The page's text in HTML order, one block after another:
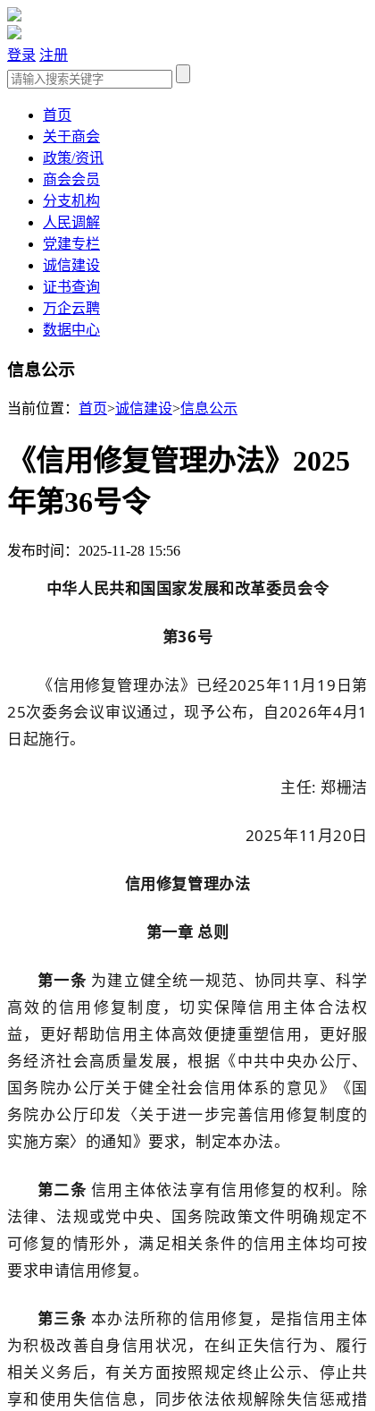
登录 注册
首页
关于商会
政策/资讯
商会会员
分支机构
人民调解
党建专栏
诚信建设
证书查询
万企云聘
数据中心
信息公示
当前位置： 首页>诚信建设>信息公示
《信用修复管理办法》2025
年第36号令
发布时间：2025-11-28 15:56
中华人民共和国国家发展和改革委员会令
第36号
《信用修复管理办法》已经2025年11 月 19 日第
25次委务会议审议通过，现予公布，自2026年4月1
日起施行。
主任:郑栅洁
2025年11 月20日
信用修复管理办法
第一章 总则
第一条 为建立健全统一规范、协同共享、科学
高效的信用修复制度，切实保障信用主体合法权
益，更好帮助信用主体高效便捷重塑信用，更好服
务经济社会高质量发展，根据《中共中央办公厅、
国务院办公厅关于健全社会信用体系的意见》《国
务院办公厅印发 〈关于进一步完善信用修复制度的
实施方案〉 的通知》要求， 制定本办法。
第二条 信用主体依法享有信用修复的权利。 除
法律、法规或党中央、国务院政策文件明确规定不
可修复的情形外， 满足相关条件的信用主体均可按
要求申请信用修复。
第三条 本办法所称的信用修复，是指信用主体
为积极改善自身信用状况，在纠正失信行为、 履行
相关义务后， 有关方面按照规定终止公示、停止共
享和使用失信信息，同步依法依规解除失信惩戒措